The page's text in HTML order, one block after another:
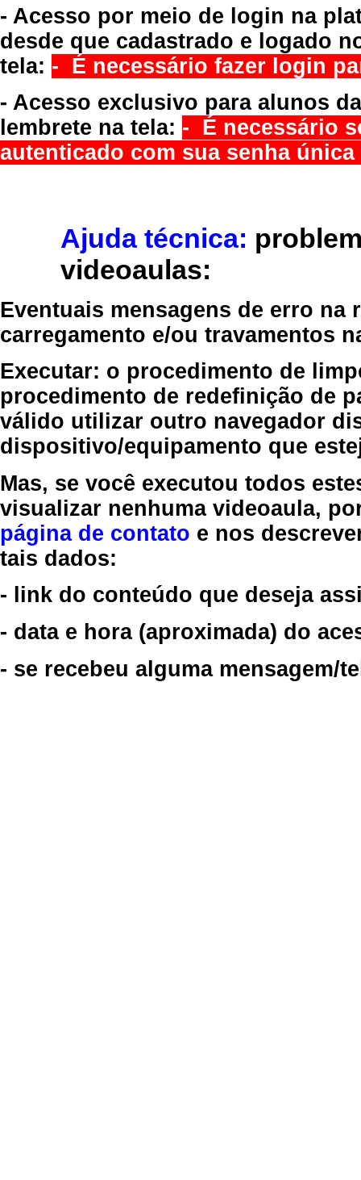
- Acesso por meio de login na
desde que cadastrado e logado
tela: - É necessário fazer login
- Acesso exclusivo para alunos
lembrete na tela: - É necessário
autenticado com sua senha
Ajuda técnica:
videoaulas:
Eventuais mensagens de erro
carregamento e/ou travamentos
Executar: o procedimento de
procedimento de redefinição de
válido utilizar outro navegador
dispositivo/equipamento que
Mas, se você executou todos
visualizar nenhuma videoaula,
página de contato e nos
tais dados:
- link do conteúdo que deseja
- data e hora (aproximada) do
- se recebeu alguma mensagem/